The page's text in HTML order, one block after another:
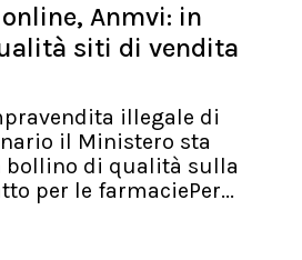
Anmvi: in
siti di vendita
illegale di
il Ministero sta
bollino di qualità sulla
per le farmaciePer...